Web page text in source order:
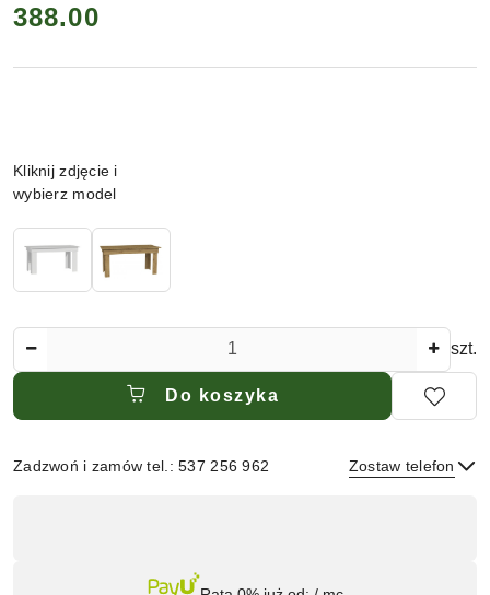
cena:
388.00
Wariant
Kliknij zdjęcie i
wybierz model
szt.
Do koszyka
Zadzwoń i zamów tel.: 537 256 962 Zostaw telefon